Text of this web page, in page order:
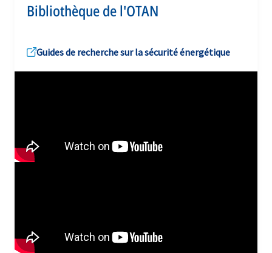
Bibliothèque de l'OTAN
Guides de recherche sur la sécurité énergétique